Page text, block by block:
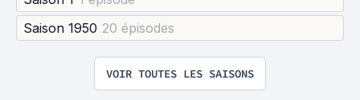
Saison 1950 20 épisodes
VOIR TOUTES LES SAISONS